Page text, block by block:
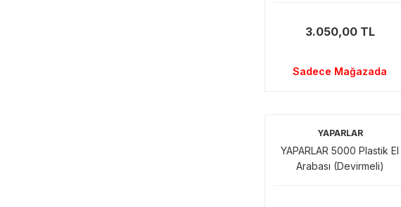
3.050,00 TL
Sadece Mağazada
YAPARLAR
YAPARLAR 5000 Plastik El
Arabası (Devirmeli)